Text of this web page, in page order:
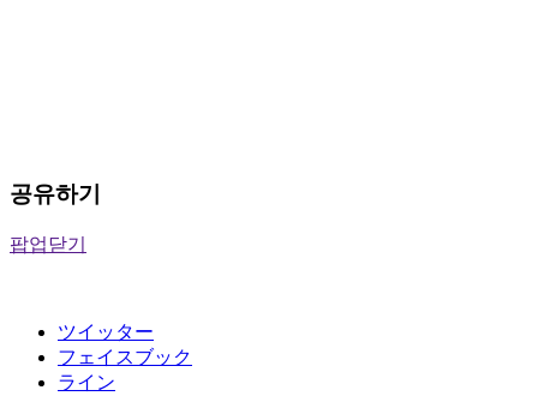
공유하기
팝업닫기
ツイッター
フェイスブック
ライン